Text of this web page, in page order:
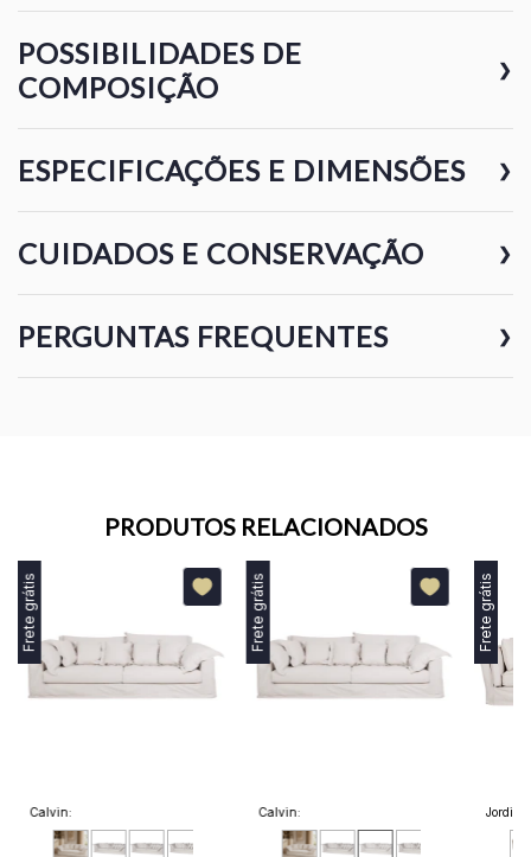
POSSIBILIDADES DE
COMPOSIÇÃO
❯
ESPECIFICAÇÕES E DIMENSÕES ❯
CUIDADOS E CONSERVAÇÃO ❯
PERGUNTAS FREQUENTES ❯
PRODUTOS RELACIONADOS
Frete grátis
Calvin:
Frete grátis
Calvin:
Frete grátis
Jordi: